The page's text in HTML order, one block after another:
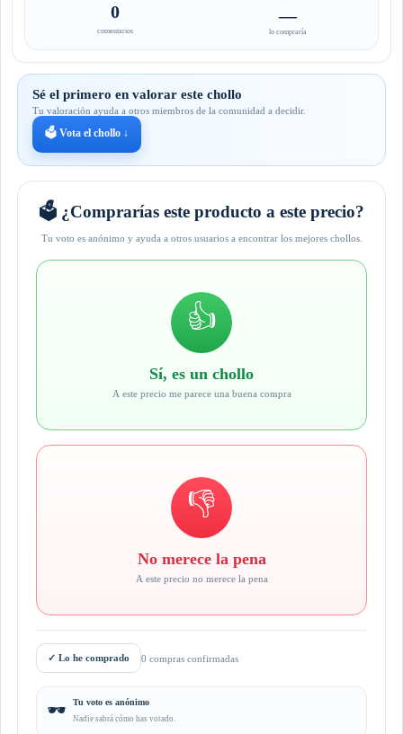
0
comentarios
—
lo compraría
Sé el primero en valorar este chollo
Tu valoración ayuda a otros miembros de la comunidad a decidir.
🗳️ Vota el chollo ↓
🗳️ ¿Comprarías este producto a este precio?
Tu voto es anónimo y ayuda a otros usuarios a encontrar los mejores chollos.
👍
Sí, es un chollo
A este precio me parece una buena compra
👎
No merece la pena
A este precio no merece la pena
✓ Lo he comprado 0 compras confirmadas
🕶️ Tu voto es anónimo
Nadie sabrá cómo has votado.